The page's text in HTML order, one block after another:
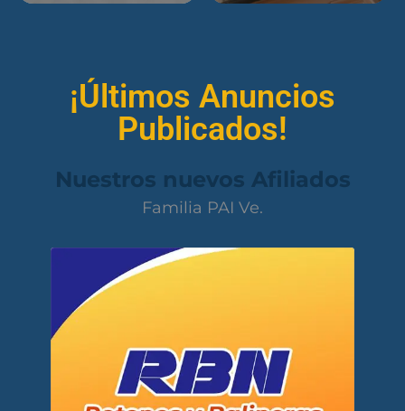
¡Últimos Anuncios
Publicados!
Nuestros nuevos Afiliados
Familia PAI Ve.